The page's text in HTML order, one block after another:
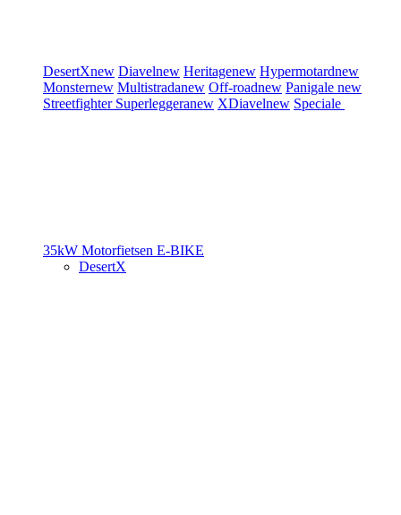
DesertXnew Diavelnew Heritagenew Hypermotardnew
Monsternew Multistradanew Off-roadnew Panigale new
Streetfighter Superleggeranew XDiavelnew Speciale
35kW Motorfietsen E-BIKE
DesertX